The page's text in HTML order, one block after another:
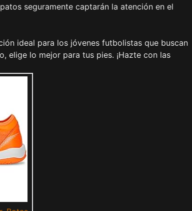
seguramente captarán la atención en el
ideal para los jóvenes futbolistas que buscan
elige lo mejor para tus pies. ¡Hazte con las